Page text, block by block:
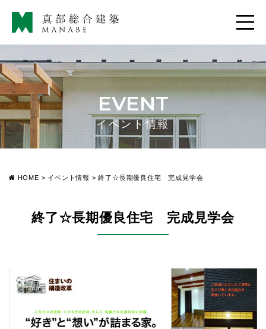
EVENT
イベント情報
HOME > イベント情報 >終了☆長期優良住宅 完成見学会
終了☆長期優良住宅 完成見学会